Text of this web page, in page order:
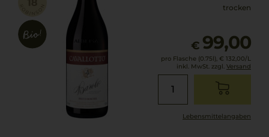
trocken
€ 99,00
pro Flasche (0.75l), € 132,00/L
inkl. MwSt. zzgl. Versand
Lebensmittel­angaben